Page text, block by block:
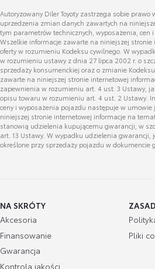
Bagażnik Dachowy
Cena brutto
3 700,00 zł
Bagażnik Dachowy
Cena brutto
4 249,99 zł
Bagażnik Dachowy
Wyświetl numer
dawid.buszek@lexus-
Krzysztof Radzik
Autoryzowany Diler Toyoty zastrzega sobie prawo
uprzedzenia zmian danych zawartych na
tym parametrów technicznych, wyposażenia, cen
Wszelkie informacje zawarte na niniejszej
oferty w rozumieniu Kodeksu cywilnego. W
w rozumieniu ustawy z dnia 27 lipca 2002 r. o
sprzedaży konsumenckiej oraz o zmianie
zawarte na niniejszej stronie internetowej
zapewnienia w rozumieniu art. 4 ust. 3 Ustawy,
opisu towaru w rozumieniu art. 4 ust. 2 Ustawy.
ceny i wyposażenia pojazdu następuje w umowie
niniejszej stronie internetowej informacje na
stanowią udzielenia kupującemu gwarancji, w
art. 13 Ustawy. W wypadku udzielenia gwarancji,
określone przy sprzedaży pojazdu w dokumencie
NA SKRÓTY
Akcesoria
Finansowanie
Gwarancja
Kontrola jakości
Pliki